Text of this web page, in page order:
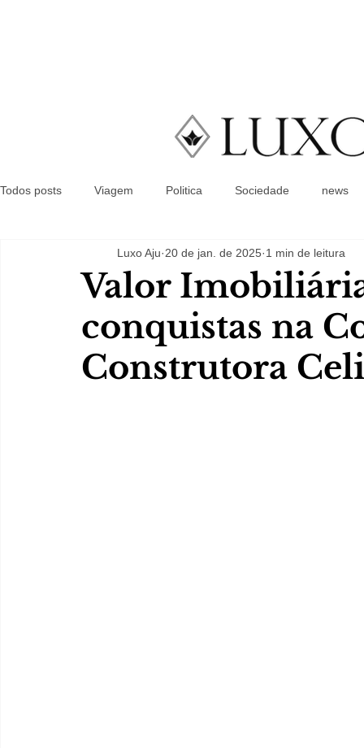
Todos posts Viagem Politica Sociedade news
Valor
conquistas na
Construtora Celi
Luxo Aju 20 de jan. de 2025 1 min de leitura